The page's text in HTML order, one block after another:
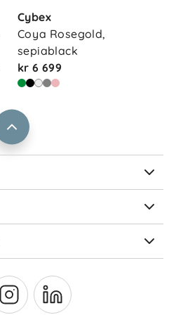
Cybex
Coya Rosegold,
sepiablack
kr 6 699